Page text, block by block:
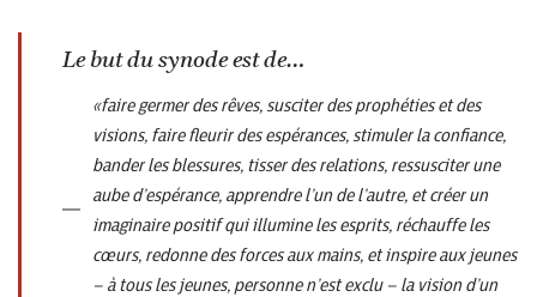
Le but du synode est de…
«faire germer des rêves, susciter des prophéties et des
visions, faire fleurir des espérances, stimuler la confiance,
bander les blessures, tisser des relations, ressusciter une
aube d’espérance, apprendre l’un de l’autre, et créer un
imaginaire positif qui illumine les esprits, réchauffe les
cœurs, redonne des forces aux mains, et inspire aux jeunes
– à tous les jeunes, personne n’est exclu – la vision d’un